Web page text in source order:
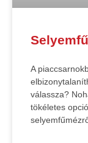
A
válassza?
tökéletes